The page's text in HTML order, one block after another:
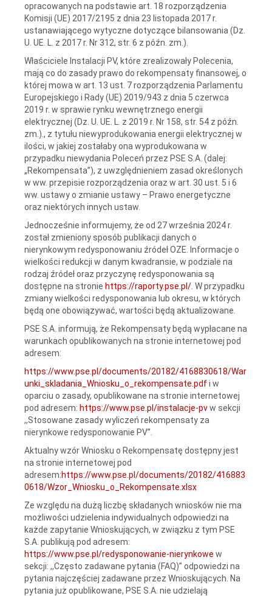
opracowanych na podstawie art. 18 rozporządzenia
Komisji (UE) 2017/2195 z dnia 23 listopada 2017 r.
ustanawiającego wytyczne dotyczące bilansowania (Dz.
U. UE. L. z 2017 r. Nr 312, str. 6 z późn. zm.).
Właściciele Instalacji PV, które zrealizowały Polecenia,
mają co do zasady prawo do rekompensaty finansowej, o
której mowa w art. 13 ust. 7 rozporządzenia Parlamentu
Europejskiego i Rady (UE) 2019/943 z dnia 5 czerwca
2019 r. w sprawie rynku wewnętrznego energii
elektrycznej (Dz. U. UE. L. z 2019 r. Nr 158, str. 54 z późn.
zm.)., z tytułu niewyprodukowania energii elektrycznej w
ilości, w jakiej zostałaby ona wyprodukowana w
przypadku niewydania Poleceń przez PSE S.A. (dalej:
„Rekompensata”), z uwzględnieniem zasad określonych
w ww. przepisie rozporządzenia oraz w art. 30 ust. 5 i 6
ww. ustawy o zmianie ustawy – Prawo energetyczne
oraz niektórych innych ustaw.
Jednocześnie informujemy, że od 27 września 2024 r.
został zmieniony sposób publikacji danych o
nierynkowym redysponowaniu źródeł OZE. Informacje o
wielkości redukcji w danym kwadransie, w podziale na
rodzaj źródeł oraz przyczynę redysponowania są
dostępne na stronie https://raporty.pse.pl/ . W przypadku
zmiany wielkości redysponowania lub okresu, w których
będą one obowiązywać, wartości będą aktualizowane.
PSE S.A. informują, że Rekompensaty będą wypłacane na
warunkach opublikowanych na stronie internetowej pod
adresem:
https://www.pse.pl/documents/20182/4168830618/War
unki_skladania_Wniosku_o_rekompensate.pdfi w
oparciu o zasady, opublikowane na stronie internetowej
pod adresem: https://www.pse.pl/instalacje-pvw sekcji
,,Stosowane zasady wyliczeń rekompensaty za
nierynkowe redysponowanie PV”.
Aktualny wzór Wniosku o Rekompensatę dostępny jest
na stronie internetowej pod
adresem:https://www.pse.pl/documents/20182/416883
0618/Wzor_Wniosku_o_Rekompensate.xlsx
Ze względu na dużą liczbę składanych wniosków nie ma
możliwości udzielenia indywidualnych odpowiedzi na
każde zapytanie Wnioskujących, w związku z tym PSE
S.A. publikują pod adresem:
https://www.pse.pl/redysponowanie-nierynkowe w
sekcji: ,,Często zadawane pytania (FAQ)” odpowiedzi na
pytania najczęściej zadawane przez Wnioskujących. Na
pytania już opublikowane, PSE S.A. nie udzielają